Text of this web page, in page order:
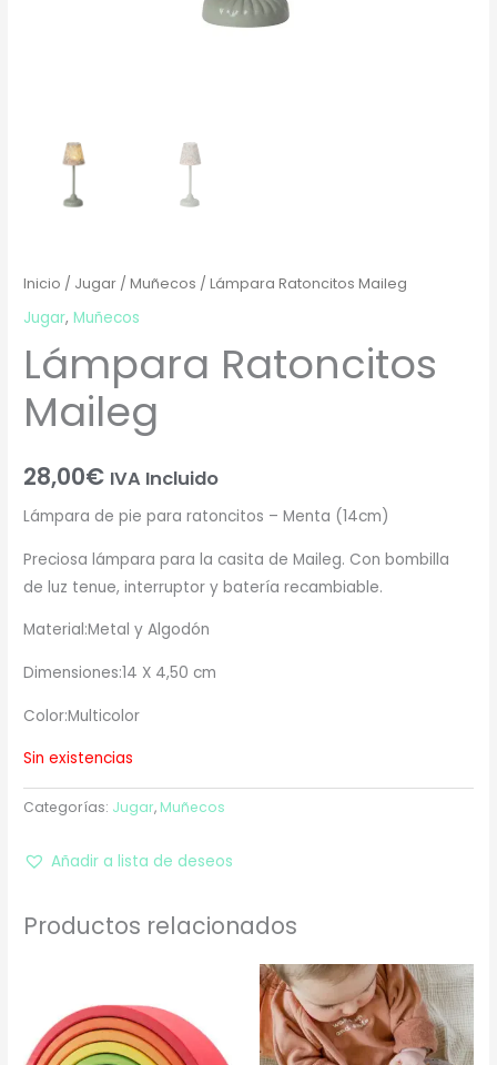
Inicio / Jugar /Muñecos / Lámpara Ratoncitos Maileg
Jugar,Muñecos
Lámpara Ratoncitos
Maileg
28,00€ IVA Incluido
Lámpara de pie para ratoncitos – Menta (14cm)
Preciosa lámpara para la casita de Maileg. Con bombilla
de luz tenue, interruptor y batería recambiable.
Material:Metal y Algodón
Dimensiones:14 X 4,50 cm
Color:Multicolor
Sin existencias
Categorías: Jugar, Muñecos
Añadir a lista de deseos
Productos relacionados